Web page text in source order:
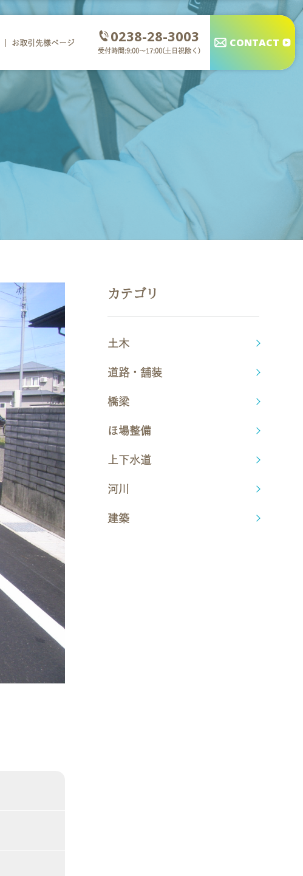
お取引先様ページ 0238-28-3003
受付時間:9:00～17:00(土日祝除く)
CONTACT
カテゴリ
土木
道路・舗装
橋梁
ほ場整備
上下水道
河川
建築